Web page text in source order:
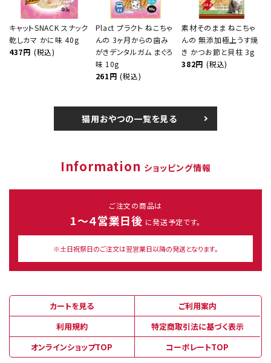
キャットSNACK スナック
乾しカマ かに味 40g
437円 (税込)
Plact プラクト ねこちゃ
んの 3ヶ月からの歯み
がきデンタルガム まぐろ
味 10g
261円 (税込)
素材そのまま ねこちゃ
んの 無添加極上うす焼
き かつお節と貝柱 3g
382円 (税込)
猫用おやつの一覧を見る
Information ショッピング情報
ご注文の商品は
1～４営業日後 に発送予定です。
※土日祝祭日のご注文は翌営業日以降の発送となります。
カートを見る
ご利用案内
利用規約
特定商取引法に基づく表示
オンラインショップTOP
コーポレートTOP